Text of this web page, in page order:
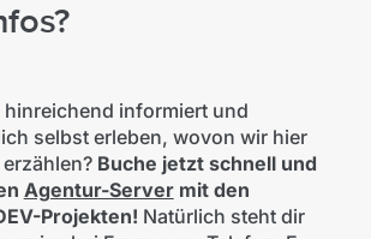
informiert und
selbst erleben, wovon wir hier
Buche jetzt schnell und
Agentur-Servermit den
Projekten! Natürlich steht dir